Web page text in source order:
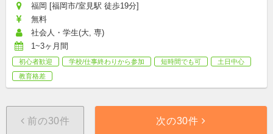
福岡 [福岡市/室見駅 徒歩19分]
無料
社会人・学生(大, 専)
1~3ヶ月間
初心者歓迎 学校/仕事終わりから参加 短時間でも可
土日中心
教育格差
前の30件 次の30件